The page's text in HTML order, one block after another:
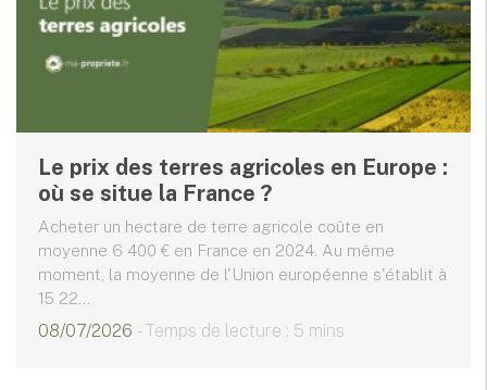
Le prix des terres agricoles en Europe :
où se situe la France ?
Acheter un hectare de terre agricole coûte en
moyenne 6 400 € en France en 2024. Au même
moment, la moyenne de l'Union européenne s'établit à
15 22...
08/07/2026 - Temps de lecture : 5 mins